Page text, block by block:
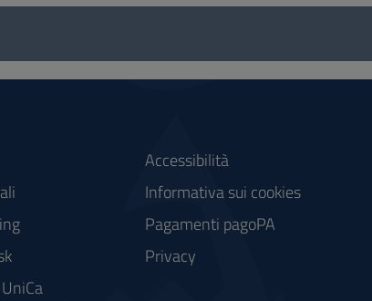
Accessibilità
Informativa sui cookies
Pagamenti pagoPA
Privacy